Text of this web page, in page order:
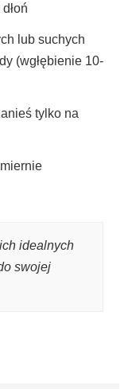
lub suchych
(wgłębienie 10-
tylko na
idealnych
swojej